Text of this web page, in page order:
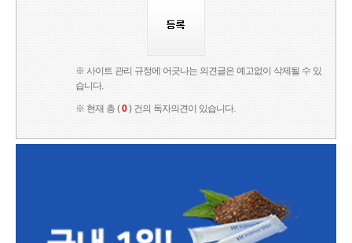
※ 사이트 관리 규정에 어긋나는 의견글은 예고없이 삭제될 수 있
습니다.
※ 현재 총 (0) 건의 독자의견이 있습니다.